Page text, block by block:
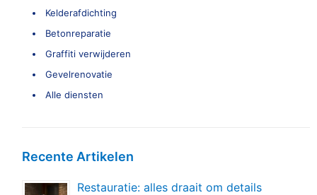
Kelderafdichting
Betonreparatie
Graffiti verwijderen
Gevelrenovatie
Alle diensten
Recente Artikelen
Restauratie: alles draait om details